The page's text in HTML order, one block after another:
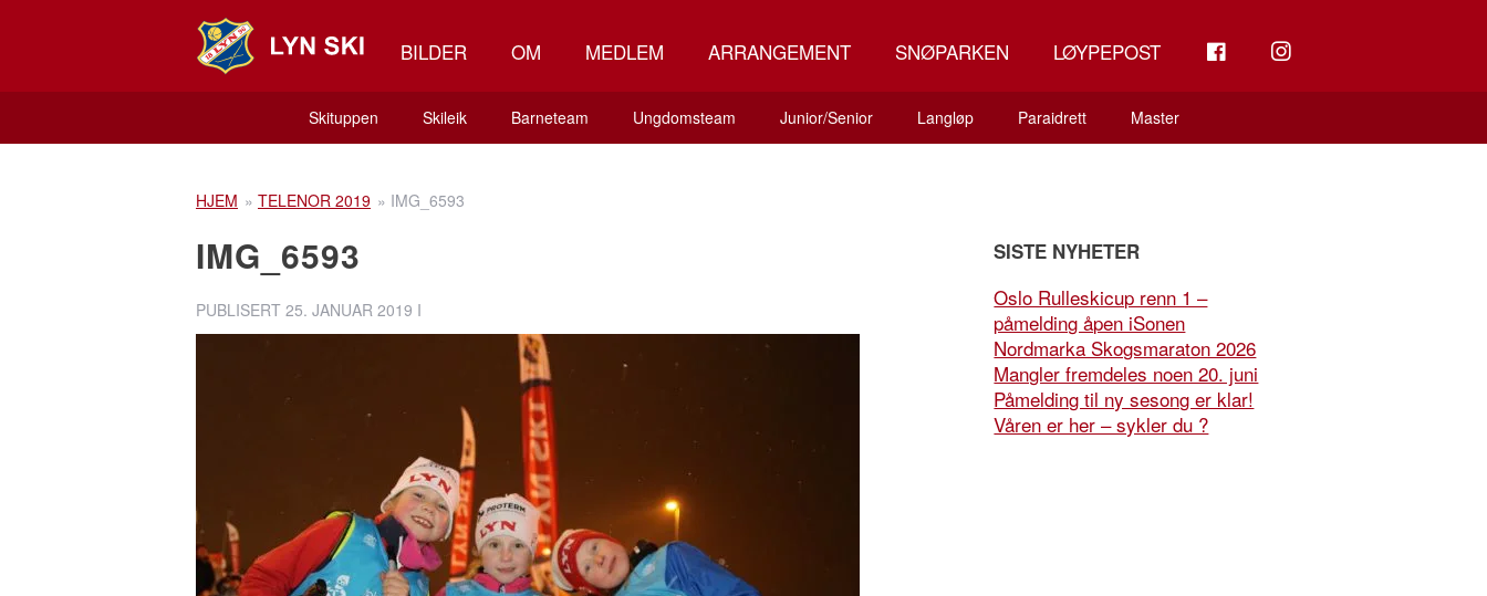
BILDER OM MEDLEM ARRANGEMENT SNØPARKEN LØYPEPOST INSTAGRAM
Skituppen Skileik Barneteam Ungdomsteam Junior/Senior Langløp Paraidrett Master
HJEM » TELENOR 2019 » IMG_6593
IMG_6593
PUBLISERT 25. JANUAR 2019 I
SISTE NYHETER
Oslo Rulleskicup renn 1 –
påmelding åpen iSonen
Nordmarka Skogsmaraton 2026
Mangler fremdeles noen 20. juni
Påmelding til ny sesong er klar!
Våren er her – sykler du ?